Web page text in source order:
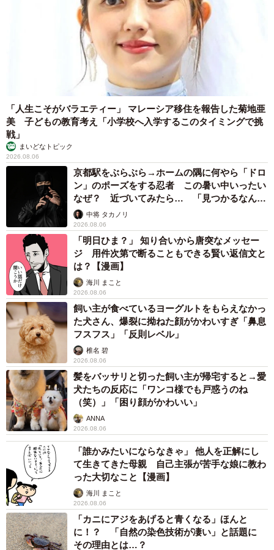
「人生こそがバラエティー」 マレーシア移住を報告した菊地亜
美 子どもの教育考え「小学校へ入学するこのタイミングで挑
戦」
まいどなトピック
2026.08.06
京都駅をぶらぶら→ホームの隅に何やら「ドロ
ン」のポーズをする忍者 この暑い中いったい
なぜ？ 近づいてみたら… 「見つかるなんて
未熟」中将 タカノリ
2026.08.06
「明日ひま？」 知り合いから唐突なメッセー
ジ 用件次第で断ることもできる賢い返信文と
は？【漫画】
海川 まこと
2026.08.06
飼い主が食べているヨーグルトをもらえなかっ
た犬さん、爆裂に拗ねた顔がかわいすぎ「鼻息
フスフス」「反則レベル」
椎名 碧
2026.08.06
髪をバッサリと切った飼い主が帰宅すると→愛
犬たちの反応に「ワンコ様でも戸惑うのね
（笑）」「困り顔がかわいい」
ANNA
2026.08.06
「誰かみたいにならなきゃ」 他人を正解にし
て生きてきた母親 自己主張が苦手な娘に教わ
った大切なこと【漫画】
海川 まこと
2026.08.06
「カニにアジをあげると青くなる」ほんと
に！？ 「自然の染色技術が凄い」と話題に
その理由とは…？